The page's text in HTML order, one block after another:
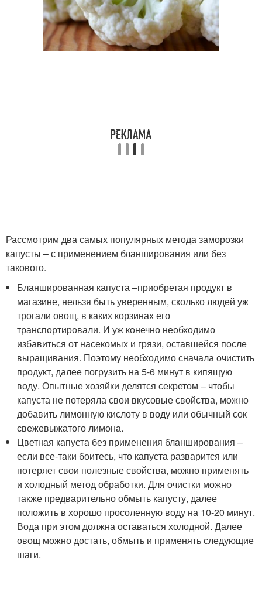
Рассмотрим два самых популярных метода заморозки
капусты – с применением бланширования или без
такового.
Бланшированная капуста –приобретая продукт в
магазине, нельзя быть уверенным, сколько людей уж
трогали овощ, в каких корзинах его
транспортировали. И уж конечно необходимо
избавиться от насекомых и грязи, оставшейся после
выращивания. Поэтому необходимо сначала очистить
продукт, далее погрузить на 5-6 минут в кипящую
воду. Опытные хозяйки делятся секретом – чтобы
капуста не потеряла свои вкусовые свойства, можно
добавить лимонную кислоту в воду или обычный сок
свежевыжатого лимона.
Цветная капуста без применения бланширования ­–
если все-таки боитесь, что капуста разварится или
потеряет свои полезные свойства, можно применять
и холодный метод обработки. Для очистки можно
также предварительно обмыть капусту, далее
положить в хорошо просоленную воду на 10-20 минут.
Вода при этом должна оставаться холодной. Далее
овощ можно достать, обмыть и применять следующие
шаги.